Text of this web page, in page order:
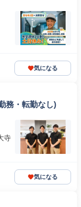
気になる
務・転勤なし)
寺
気になる